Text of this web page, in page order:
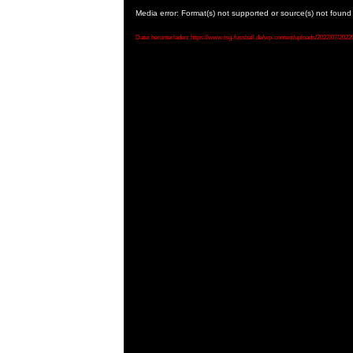
Media error: Format(s) not supported or source(s) not found
Datei herunterladen: https://www.tsg-fussball.de/wp-content/uploads/2022/07/